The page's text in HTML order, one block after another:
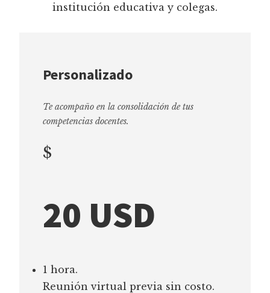
institución educativa y colegas.
Personalizado
Te acompaño en la consolidación de tus
competencias docentes.
$
20 USD
1 hora.
Reunión virtual previa sin costo.